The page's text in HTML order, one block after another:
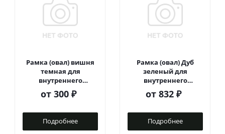
Рамка (овал) вишня
темная для
внутреннего
монтажа
от 300 ₽
Подробнее
Рамка (овал) Дуб
зеленый для
внутреннего
монтажа
от 832 ₽
Подробнее